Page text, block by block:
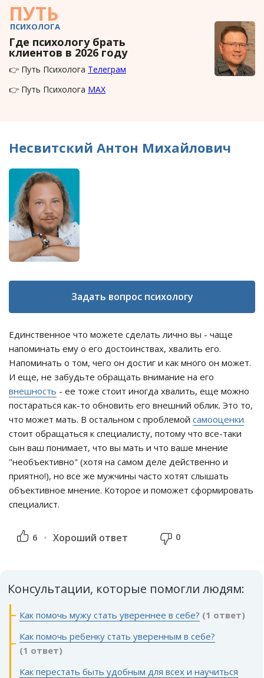
ПУТЬ
ПСИХОЛОГА
Где психологу брать
клиентов в 2026 году
👉 Путь Психолога Телеграм
👉 Путь Психолога MAX
Несвитский Антон Михайлович
Задать вопрос психологу
Единственное что можете сделать лично вы - чаще
напоминать ему о его достоинствах, хвалить его.
Напоминать о том, чего он достиг и как много он может.
И еще, не забудьте обращать внимание на его
внешность - ее тоже стоит иногда хвалить, еще можно
постараться как-то обновить его внешний облик. Это то,
что может мать. В остальном с проблемой самооценки
стоит обращаться к специалисту, потому что все-таки
сын ваш понимает, что вы мать и что ваше мнение
"необъективно" (хотя на самом деле действенно и
приятно!), но все же мужчины часто хотят слышать
объективное мнение. Которое и поможет сформировать
специалист.
6 Хороший ответ 0
Консультации, которые помогли людям:
Как помочь мужу стать увереннее в себе? (1 ответ)
Как помочь ребенку стать уверенным в себе?
(1 ответ)
Как перестать быть удобным для всех и научиться